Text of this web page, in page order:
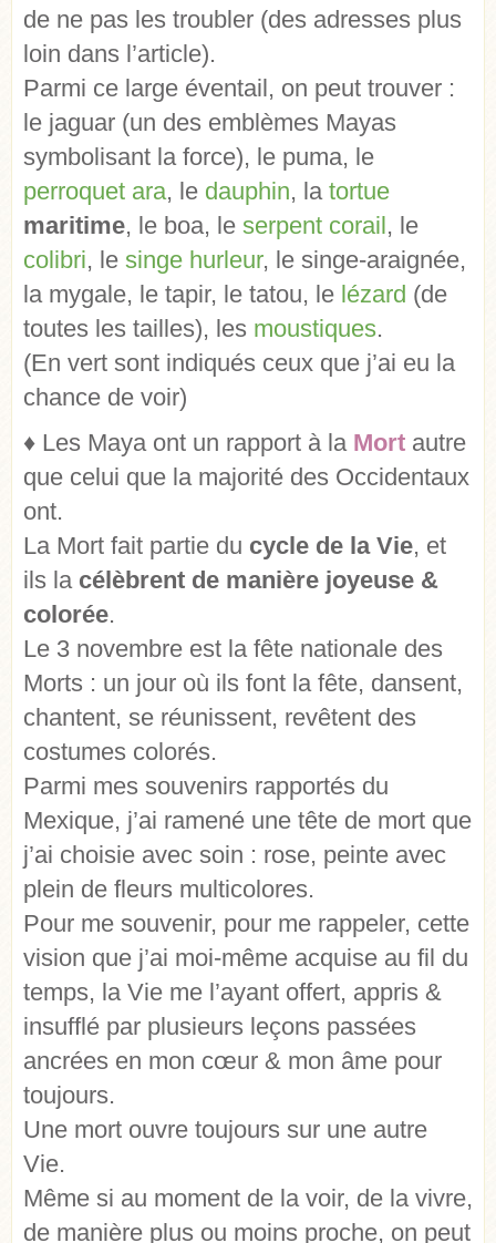
de ne pas les troubler (des adresses plus
loin dans l’article).
Parmi ce large éventail, on peut trouver :
le jaguar (un des emblèmes Mayas
symbolisant la force), le puma, le
perroquet ara, le dauphin, la tortue
maritime, le boa, le serpent corail, le
colibri, le singe hurleur, le singe-araignée,
la mygale, le tapir, le tatou, le lézard (de
toutes les tailles), les moustiques.
(En vert sont indiqués ceux que j’ai eu la
chance de voir)
♦ Les Maya ont un rapport à la Mort autre
que celui que la majorité des Occidentaux
ont.
La Mort fait partie du cycle de la Vie, et
ils la célèbrent de manière joyeuse &
colorée.
Le 3 novembre est la fête nationale des
Morts : un jour où ils font la fête, dansent,
chantent, se réunissent, revêtent des
costumes colorés.
Parmi mes souvenirs rapportés du
Mexique, j’ai ramené une tête de mort que
j’ai choisie avec soin : rose, peinte avec
plein de fleurs multicolores.
Pour me souvenir, pour me rappeler, cette
vision que j’ai moi-même acquise au fil du
temps, la Vie me l’ayant offert, appris &
insufflé par plusieurs leçons passées
ancrées en mon cœur & mon âme pour
toujours.
Une mort ouvre toujours sur une autre
Vie.
Même si au moment de la voir, de la vivre,
de manière plus ou moins proche, on peut